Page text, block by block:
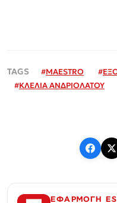
#MAESTRO #
#ΚΛΕΛΙΑ ΑΝΔΡΙΟΛΑΤΟΥ
ΕΦΑΡΜΟΓΗ